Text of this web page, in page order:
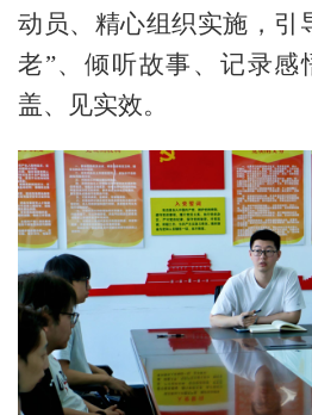
动员、精心组织实施，引
老”、倾听故事、记录感
盖、见实效。